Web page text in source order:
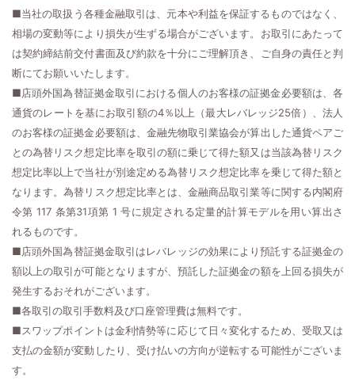
■当社の取扱う各種金融取引は、元本や利益を保証するものではなく、
相場の変動等により損失が生ずる場合がございます。お取引にあたって
は契約締結前交付書面及び約款を十分にご理解頂き、ご自身の責任と判
断にてお願いいたします。
■店頭外国為替証拠金取引における個人のお客様の証拠金必要額は、各
通貨のレートを基にお取引額の4％以上（最大レバレッジ25倍）、法人
のお客様の証拠金必要額は、金融先物取引業協会が算出した通貨ペアご
との為替リスク想定比率を取引の額に乗じて得た額又は当該為替リスク
想定比率以上で当社が別途定める為替リスク想定比率を乗じて得た額と
なります。為替リスク想定比率とは、金融商品取引業等に関する内閣府
令第 117 条第31項第 1 号に規定される定量的計算モデルを用い算出さ
れるものです。
■店頭外国為替証拠金取引はレバレッジの効果により預託する証拠金の
額以上の取引が可能となりますが、預託した証拠金の額を上回る損失が
発生するおそれがございます。
■各取引の取引手数料及び口座管理費は無料です。
■スワップポイントは金利情勢等に応じて日々変化するため、受取又は
支払の金額が変動したり、受け払いの方向が逆転する可能性がございま
す。